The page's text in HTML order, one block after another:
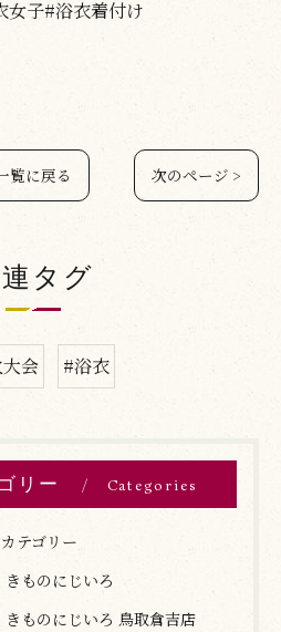
女子#浴衣着付け
覧に戻る 次のページ >
タグ
会 #浴衣
リー Categories
テゴリー
きものにじいろ
きものにじいろ 鳥取倉吉店